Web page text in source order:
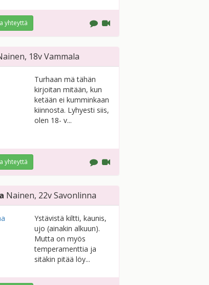
yhteyttä
, 18vVammala
Turhaan mä tähän
kirjoitan mitään, kun
ketään ei kumminkaan
kiinnosta. Lyhyesti siis,
olen 18- v...
yhteyttä
Nainen, 22vSavonlinna
Ystävistä kiltti, kaunis,
ujo (ainakin alkuun).
Mutta on myös
temperamenttia ja
sitäkin pitää löy...